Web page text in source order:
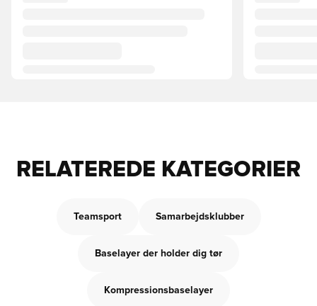
RELATEREDE KATEGORIER
Teamsport Samarbejdsklubber
Baselayer der holder dig tør
Kompressionsbaselayer